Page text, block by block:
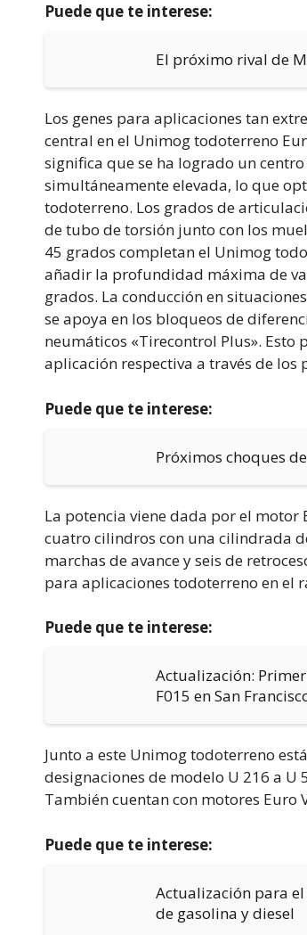
Puede que te interese:
El próximo rival de
Los genes para aplicaciones tan
central en el Unimog todoterreno
significa que se ha logrado un
simultáneamente elevada, lo que
todoterreno. Los grados de
de tubo de torsión junto con los
45 grados completan el Unimog
añadir la profundidad máxima de
grados. La conducción en
se apoya en los bloqueos de
neumáticos «Tirecontrol Plus». Esto
aplicación respectiva a través de los
Puede que te interese:
Próximos choques
La potencia viene dada por el
cuatro cilindros con una cilindrada
marchas de avance y seis de
para aplicaciones todoterreno en el
Puede que te interese:
Actualización:
F015 en San
Junto a este Unimog todoterreno
designaciones de modelo U 216 a
También cuentan con motores Euro
Puede que te interese:
Actualización para el
de gasolina y diesel